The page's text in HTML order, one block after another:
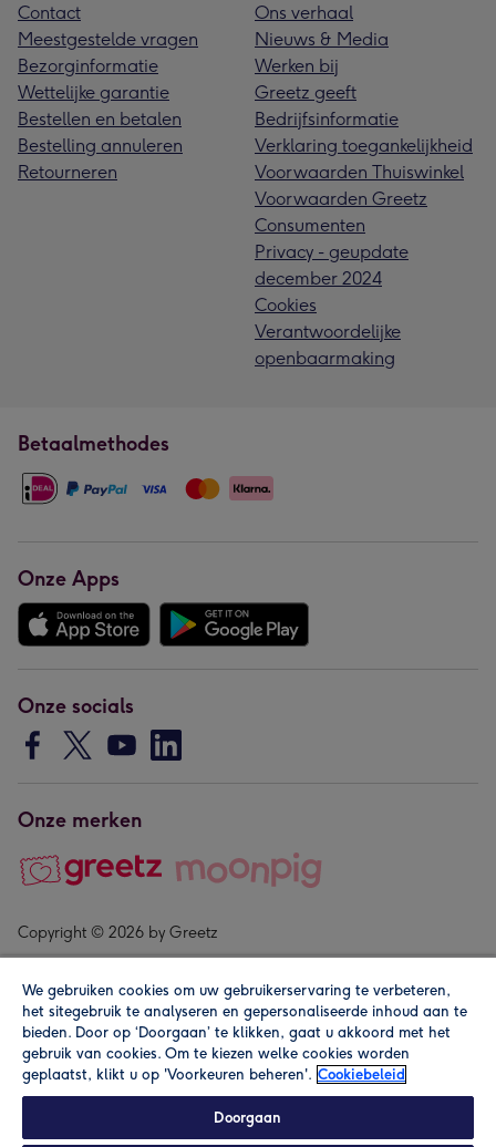
Contact
Meestgestelde vragen
Bezorginformatie
Wettelijke garantie
Bestellen en betalen
Bestelling annuleren
Retourneren
Ons verhaal
Nieuws & Media
Werken bij
Greetz geeft
Bedrijfsinformatie
Verklaring toegankelijkheid
Voorwaarden Thuiswinkel
Voorwaarden Greetz
Consumenten
Privacy - geupdate
december 2024
Cookies
Verantwoordelijke
openbaarmaking
Betaalmethodes
Onze Apps
Onze socials
Onze merken
Copyright © 2026 by Greetz
Alle prijzen zijn inclusief btw en andere heffingen. Lees de
We gebruiken cookies om uw gebruikerservaring te verbeteren,
het sitegebruik te analyseren en gepersonaliseerde inhoud aan te
bieden. Door op ‘Doorgaan’ te klikken, gaat u akkoord met het
gebruik van cookies. Om te kiezen welke cookies worden
geplaatst, klikt u op 'Voorkeuren beheren'. Cookiebeleid
Doorgaan